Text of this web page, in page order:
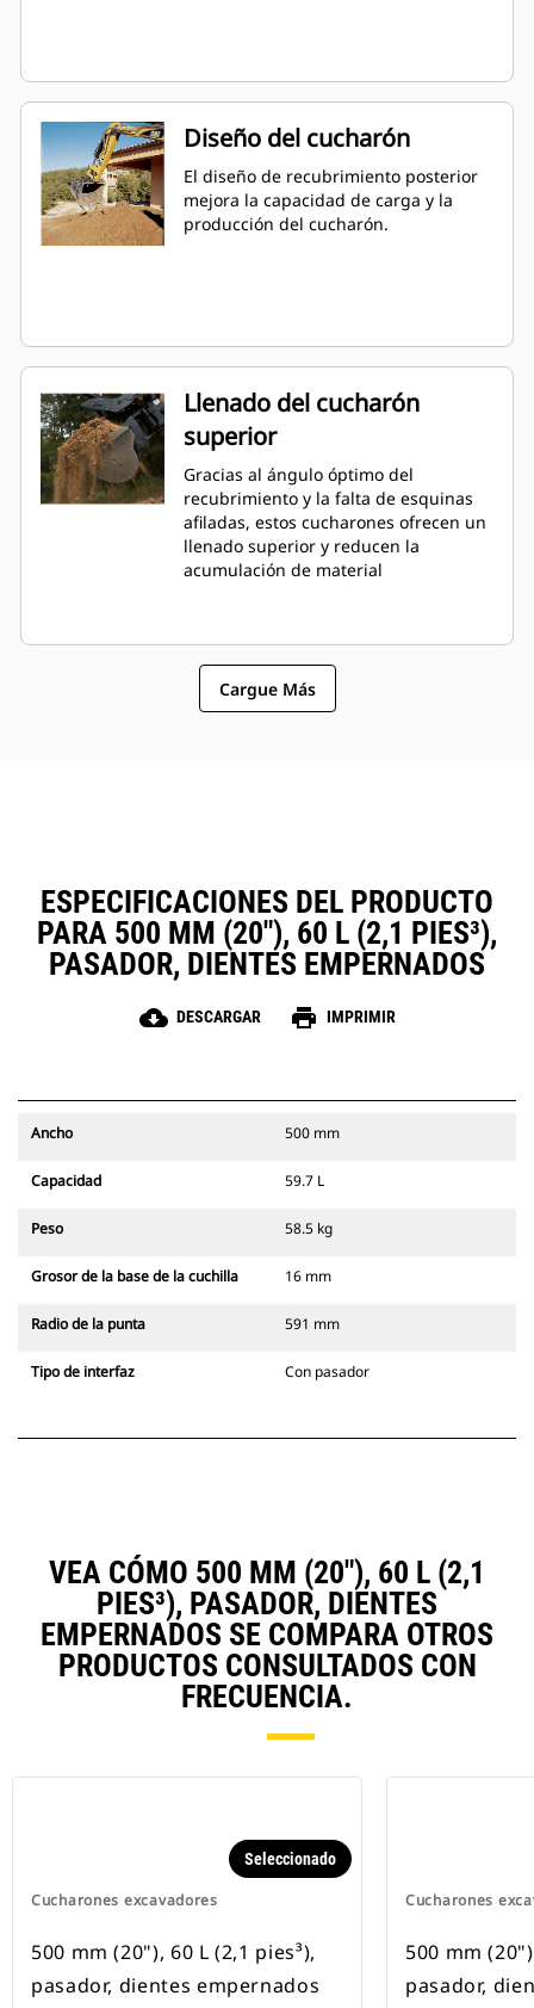
Diseño del cucharón
El diseño de recubrimiento posterior
mejora la capacidad de carga y la
producción del cucharón.
Llenado del cucharón
superior
Gracias al ángulo óptimo del
recubrimiento y la falta de esquinas
afiladas, estos cucharones ofrecen un
llenado superior y reducen la
acumulación de material
Cargue Más
ESPECIFICACIONES DEL PRODUCTO
PARA 500 MM (20"), 60 L (2,1 PIES³),
PASADOR, DIENTES EMPERNADOS
cloud_download DESCARGAR print IMPRIMIR
Ancho 500 mm
Capacidad 59.7 L
Peso 58.5 kg
Grosor de la base de la cuchilla 16 mm
Radio de la punta 591 mm
Tipo de interfaz Con pasador
VEA CÓMO 500 MM (20"), 60 L (2,1
PIES³), PASADOR, DIENTES
EMPERNADOS SE COMPARA OTROS
PRODUCTOS CONSULTADOS CON
FRECUENCIA.
Cucharones excavadores
Seleccionado
500 mm (20"), 60 L (2,1 pies³),
pasador, dientes empernados
Cucharones
500 mm
pasador,